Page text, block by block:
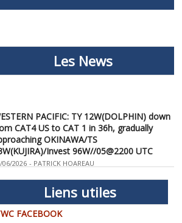
Les News
CAT4 US to CAT 1 in 36h, gradually
OKINAWA/TS
Invest 96W//05@2200 UTC
06/2026 -PATRICK HOAREAU
PACIFIC: TY 12W(DOLPHIN)
back to CAT 4 US with the
inner core re-
Invest 94W//04@1000 UTC
04/2026 -PATRICK HOAREAU
Liens utiles
FACEBOOK